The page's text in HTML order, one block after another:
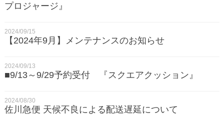
プロジャージ』
2024/09/15
【2024年9月】メンテナンスのお知らせ
2024/09/13
■9/13～9/29予約受付 『スクエアクッション』
2024/08/30
佐川急便 天候不良による配送遅延について